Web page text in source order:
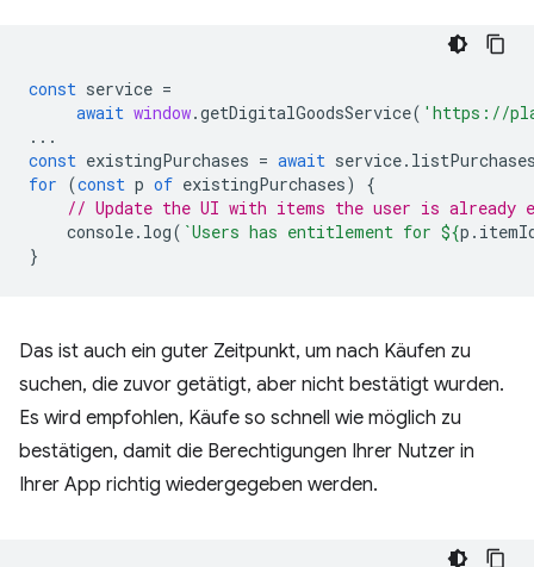
const service =
await window.getDigitalGoodsService( 'https://
...
const existingPurchases = await service.
for (const p of existingPurchases)
{
// Update the UI with items the user is
console. log( `Users has entitlement for ${p .
}
Das ist auch ein guter Zeitpunkt, um nach Käufen zu
suchen, die zuvor getätigt, aber nicht bestätigt wurden.
Es wird empfohlen, Käufe so schnell wie möglich zu
bestätigen, damit die Berechtigungen Ihrer Nutzer in
Ihrer App richtig wiedergegeben werden.